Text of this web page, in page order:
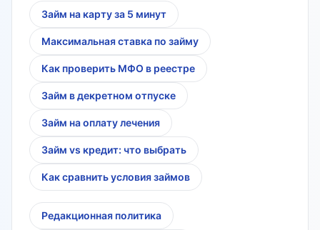
Займ на карту за 5 минут
Максимальная ставка по займу
Как проверить МФО в реестре
Займ в декретном отпуске
Займ на оплату лечения
Займ vs кредит: что выбрать
Как сравнить условия займов
Редакционная политика